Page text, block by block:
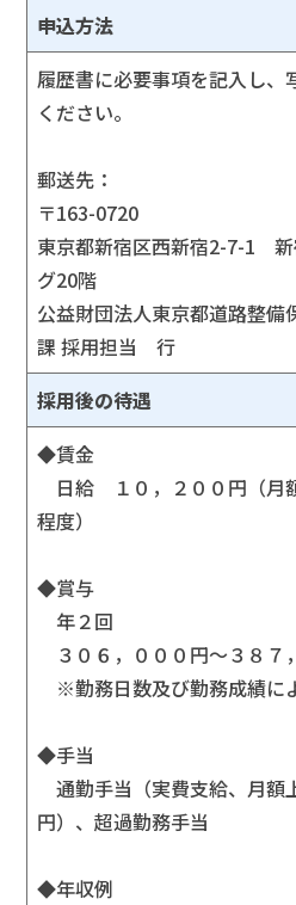
申込方法
履歴書に必要事項を記入し、
ください。
郵送先：
〒163-0720
東京都新宿区西新宿2-7-1 新
グ20階
公益財団法人東京都道路整
課 採用担当 行
採用後の待遇
◆賃金
日給 １０，２００円（月
程度）
◆賞与
年２回
３０６，０００円～３８７
※勤務日数及び勤務成績に
◆手当
通勤手当（実費支給、月額
円）、超過勤務手当
◆年収例